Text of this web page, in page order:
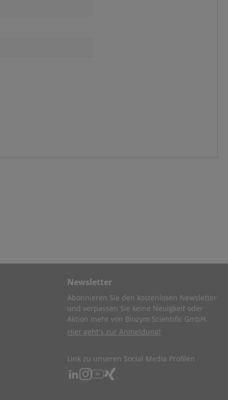
Newsletter
Abonnieren Sie den kostenlosen Newsletter
und verpassen Sie keine Neuigkeit oder
Aktion mehr von Biozym Scientific GmbH.
Hier geht's zur Anmeldung!
Link zu unseren Social Media Profilen